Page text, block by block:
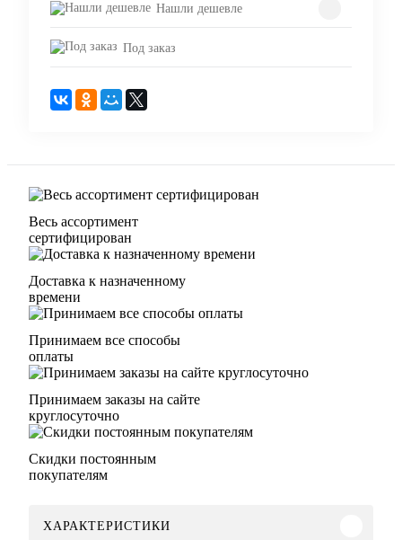
Нашли дешевле
Под заказ
Весь ассортимент
сертифицирован
Доставка к назначенному
времени
Принимаем все способы
оплаты
Принимаем заказы на сайте
круглосуточно
Скидки постоянным
покупателям
ХАРАКТЕРИСТИКИ